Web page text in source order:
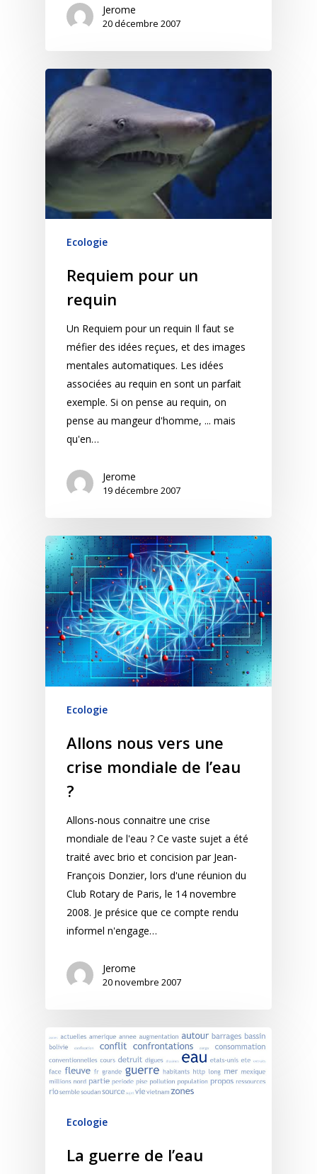
Jerome
20 décembre 2007
Ecologie
Requiem pour un
requin
Un Requiem pour un requin Il faut se
méfier des idées reçues, et des images
mentales automatiques. Les idées
associées au requin en sont un parfait
exemple. Si on pense au requin, on
pense au mangeur d'homme, ... mais
qu'en…
Jerome
19 décembre 2007
Ecologie
Allons nous vers une
crise mondiale de l’eau
?
Allons-nous connaitre une crise
mondiale de l'eau ? Ce vaste sujet a été
traité avec brio et concision par Jean-
François Donzier, lors d'une réunion du
Club Rotary de Paris, le 14 novembre
2008. Je présice que ce compte rendu
informel n'engage…
Jerome
20 novembre 2007
Ecologie
La guerre de l’eau